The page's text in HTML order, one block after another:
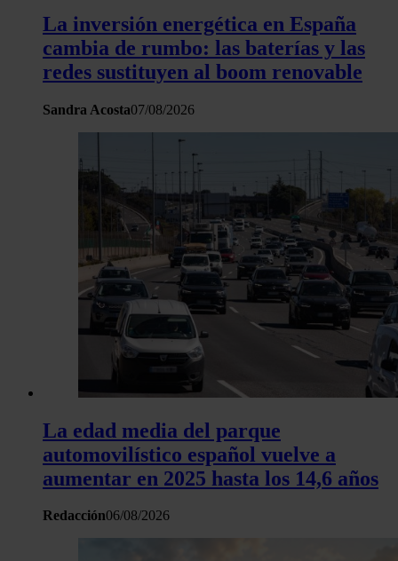
La inversión energética en España
cambia de rumbo: las baterías y las
redes sustituyen al boom renovable
Sandra Acosta07/08/2026
La edad media del parque
automovilístico español vuelve a
aumentar en 2025 hasta los 14,6 años
Redacción06/08/2026